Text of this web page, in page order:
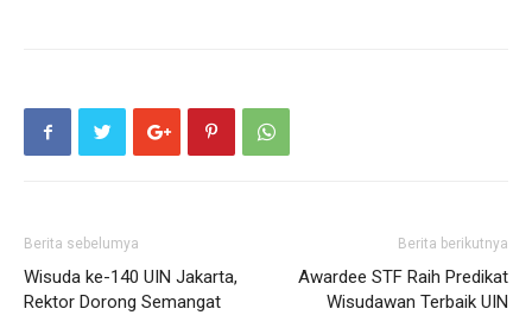
Berita sebelumya
Wisuda ke-140 UIN Jakarta,
Rektor Dorong Semangat
Berita berikutnya
Awardee STF Raih Predikat
Wisudawan Terbaik UIN